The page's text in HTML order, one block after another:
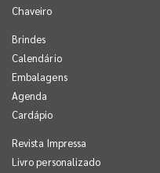
Chaveiro
Brindes
Calendário
Embalagens
Agenda
Cardápio
Revista Impressa
Livro personalizado